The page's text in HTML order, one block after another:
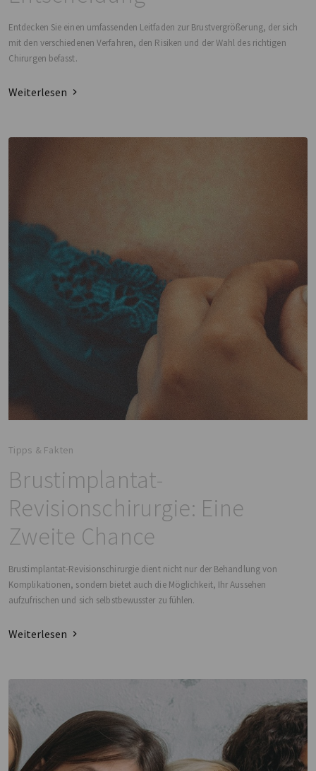
Entdecken Sie einen umfassenden Leitfaden zur Brustvergrößerung, der sich
mit den verschiedenen Verfahren, den Risiken und der Wahl des richtigen
Chirurgen befasst.
Weiterlesen
Tipps & Fakten
Brustimplantat-
Revisionschirurgie: Eine
Zweite Chance
Brustimplantat-Revisionschirurgie dient nicht nur der Behandlung von
Komplikationen, sondern bietet auch die Möglichkeit, Ihr Aussehen
aufzufrischen und sich selbstbewusster zu fühlen.
Weiterlesen